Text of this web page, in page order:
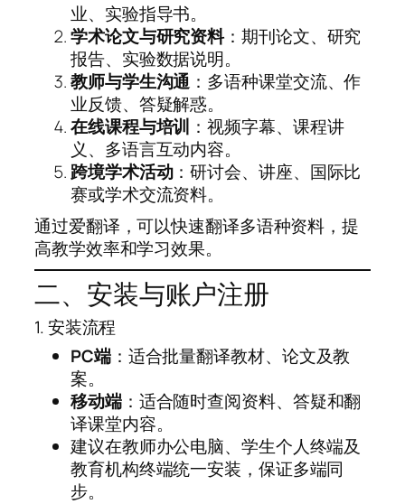
业、实验指导书。
学术论文与研究资料：期刊论文、研究
报告、实验数据说明。
教师与学生沟通 ：多语种课堂交流、作
业反馈、答疑解惑。
在线课程与培训 ：视频字幕、课程讲
义、多语言互动内容。
跨境学术活动：研讨会、讲座、国际比
赛或学术交流资料。
通过爱翻译，可以快速翻译多语种资料，提
高教学效率和学习效果。
二、安装与账户注册
1. 安装流程
PC端：适合批量翻译教材、论文及教
案。
移动端：适合随时查阅资料、答疑和翻
译课堂内容。
建议在教师办公电脑、学生个人终端及
教育机构终端统一安装，保证多端同
步。